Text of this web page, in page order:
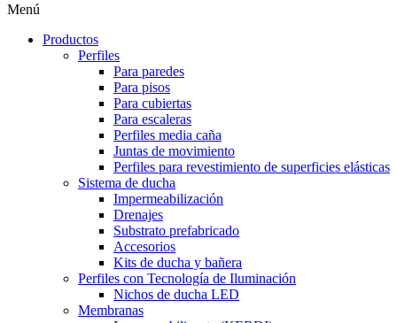
Menú
Productos
Perfiles
Para paredes
Para pisos
Para cubiertas
Para escaleras
Perfiles media caña
Juntas de movimiento
Perfiles para revestimiento de superficies elásticas
Sistema de ducha
Impermeabilización
Drenajes
Substrato prefabricado
Accesorios
Kits de ducha y bañera
Perfiles con Tecnología de Iluminación
Nichos de ducha LED
Membranas